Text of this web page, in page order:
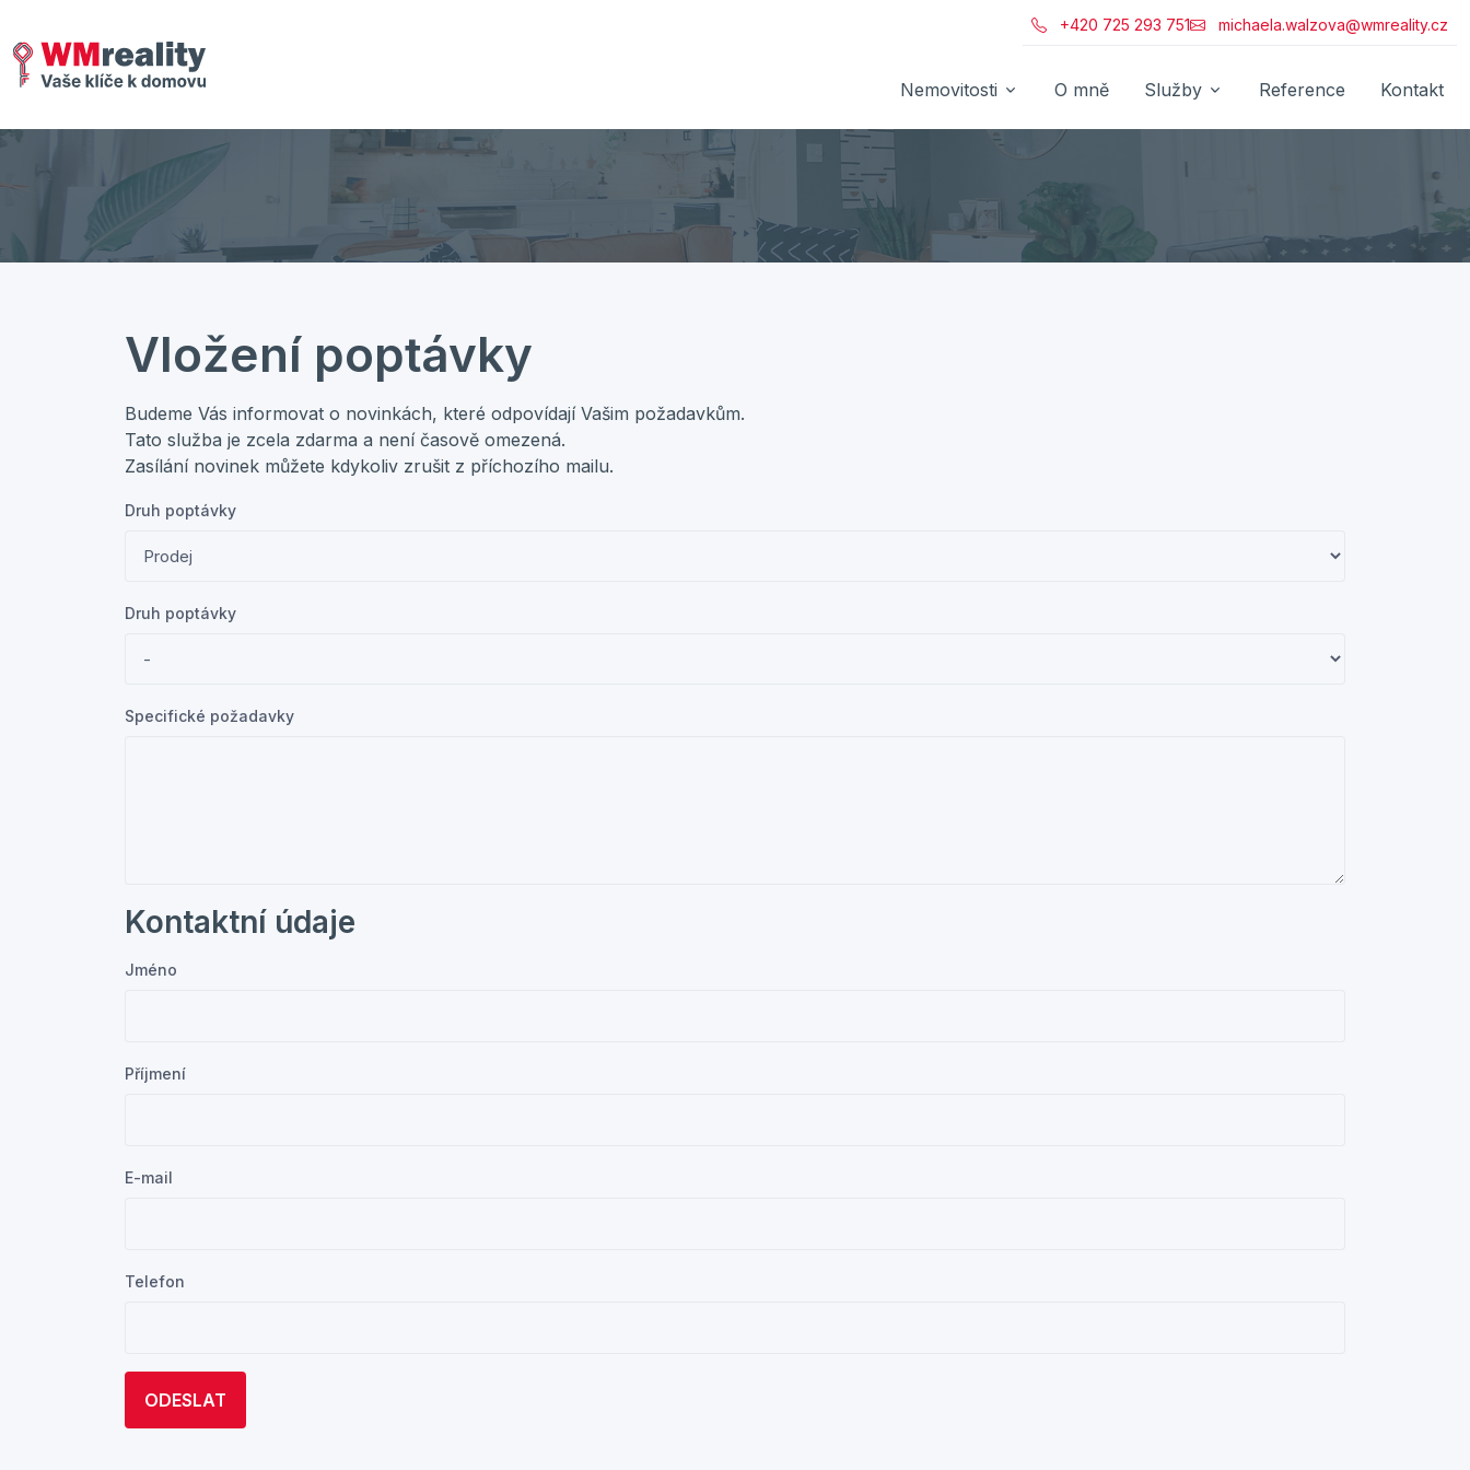
+420 725 293 751 michaela.walzova@wmreality.cz
Nemovitosti O mně Služby Reference Kontakt
Vložení poptávky
Budeme Vás informovat o novinkách, které odpovídají Vašim požadavkům.
Tato služba je zcela zdarma a není časově omezená.
Zasílání novinek můžete kdykoliv zrušit z příchozího mailu.
Druh poptávky
Druh poptávky
Specifické požadavky
Kontaktní údaje
Jméno
Příjmení
E-mail
Telefon